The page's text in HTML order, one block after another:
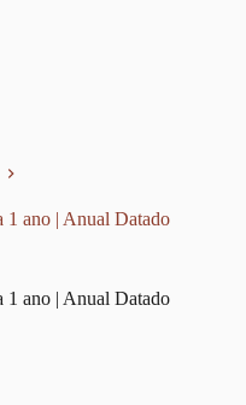
1 ano | Anual Datado
1 ano | Anual Datado